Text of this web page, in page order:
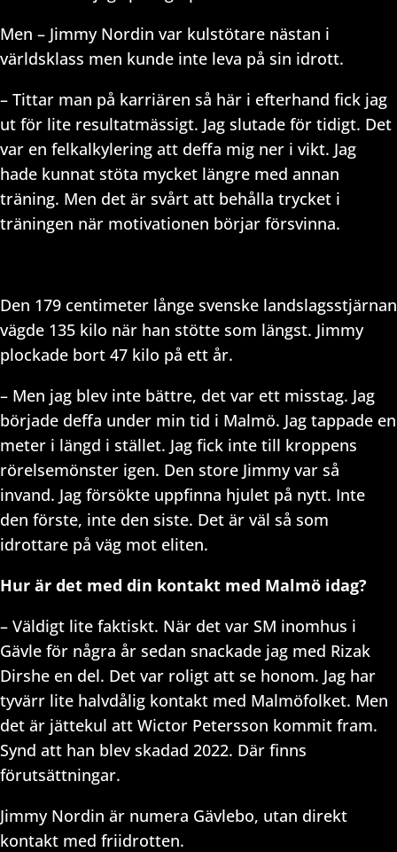
Men – Jimmy Nordin var kulstötare nästan i
världsklass men kunde inte leva på sin idrott.
– Tittar man på karriären så här i efterhand fick jag
ut för lite resultatmässigt. Jag slutade för tidigt. Det
var en felkalkylering att deffa mig ner i vikt. Jag
hade kunnat stöta mycket längre med annan
träning. Men det är svårt att behålla trycket i
träningen när motivationen börjar försvinna.
Den 179 centimeter långe svenske landslagsstjärnan
vägde 135 kilo när han stötte som längst. Jimmy
plockade bort 47 kilo på ett år.
– Men jag blev inte bättre, det var ett misstag. Jag
började deffa under min tid i Malmö. Jag tappade en
meter i längd i stället. Jag fick inte till kroppens
rörelsemönster igen. Den store Jimmy var så
invand. Jag försökte uppfinna hjulet på nytt. Inte
den förste, inte den siste. Det är väl så som
idrottare på väg mot eliten.
Hur är det med din kontakt med Malmö idag?
– Väldigt lite faktiskt. När det var SM inomhus i
Gävle för några år sedan snackade jag med Rizak
Dirshe en del. Det var roligt att se honom. Jag har
tyvärr lite halvdålig kontakt med Malmöfolket. Men
det är jättekul att Wictor Petersson kommit fram.
Synd att han blev skadad 2022. Där finns
förutsättningar.
Jimmy Nordin är numera Gävlebo, utan direkt
kontakt med friidrotten.